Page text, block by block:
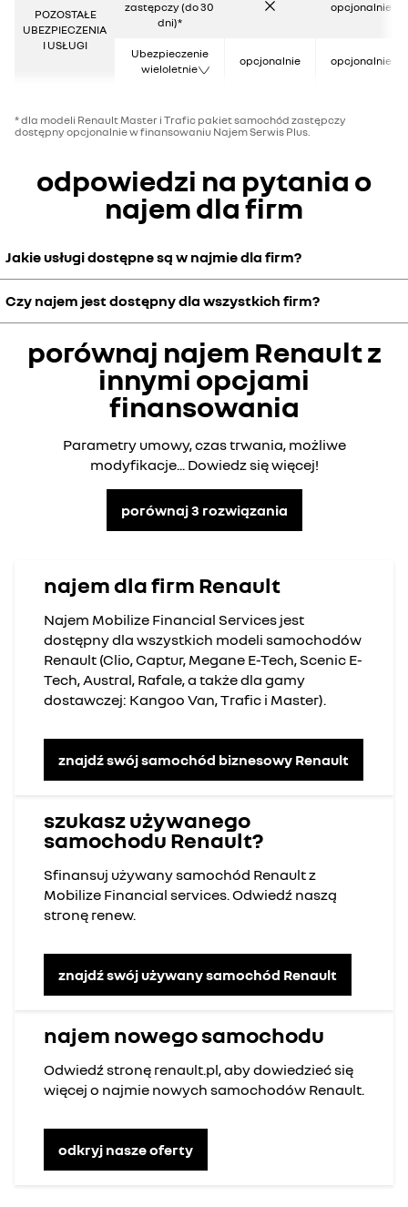
POZOSTAŁE
UBEZPIECZENIA
I USŁUGI
zastępczy (do 30
dni)*
opcjonalnie
Ubezpieczenie
wieloletnie
opcjonalnie opcjonalnie
* dla modeli Renault Master i Trafic pakiet samochód zastępczy
dostępny opcjonalnie w finansowaniu Najem Serwis Plus.
odpowiedzi na pytania o
najem dla firm
Jakie usługi dostępne są w najmie dla firm?
W najmie dla firm z serwisem plus, w stałej miesięcznej opłacie
dostępny jest pakiet serwisowy oraz samochód zastępczy (do 30
Czy najem jest dostępny dla wszystkich firm?
Tak, z najmu mogą korzystać wszyscy klienci biznesowi.
porównaj najem Renault z
innymi opcjami
finansowania
Parametry umowy, czas trwania, możliwe
modyfikacje... Dowiedz się więcej!
porównaj 3 rozwiązania
najem dla firm Renault
Najem Mobilize Financial Services jest
dostępny dla wszystkich modeli samochodów
Renault (Clio, Captur, Megane E-Tech, Scenic E-
Tech, Austral, Rafale, a także dla gamy
dostawczej: Kangoo Van, Trafic i Master).
znajdź swój samochód biznesowy Renault
szukasz używanego
samochodu Renault?
Sfinansuj używany samochód Renault z
Mobilize Financial services. Odwiedź naszą
stronę renew.
znajdź swój używany samochód Renault
najem nowego samochodu
Odwiedź stronę renault.pl, aby dowiedzieć się
więcej o najmie nowych samochodów Renault.
odkryj nasze oferty